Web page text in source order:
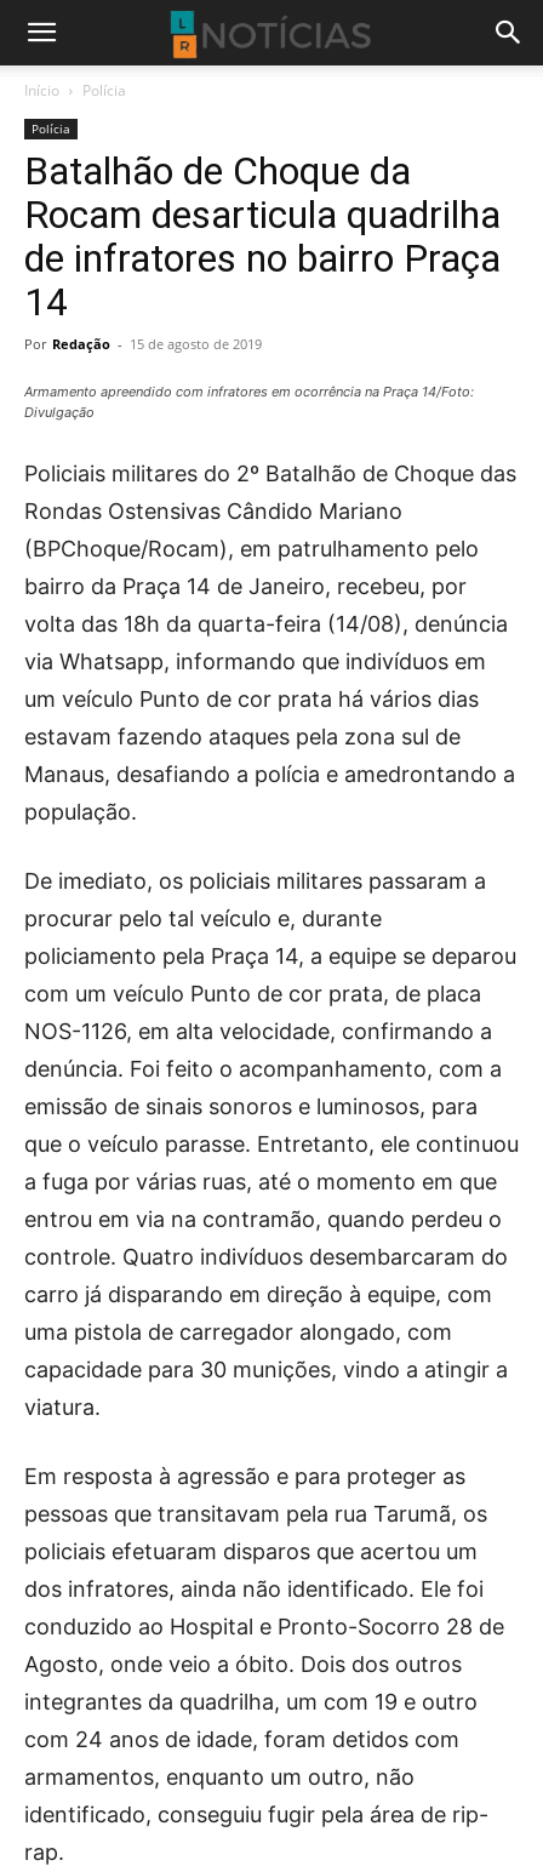
Início Polícia
Polícia
Batalhão de Choque da
Rocam desarticula quadrilha
de infratores no bairro Praça
14
Por Redação - 15 de agosto de 2019
Armamento apreendido com infratores em ocorrência na Praça 14/Foto:
Divulgação
Policiais militares do 2º Batalhão de Choque das
Rondas Ostensivas Cândido Mariano
(BPChoque/Rocam), em patrulhamento pelo
bairro da Praça 14 de Janeiro, recebeu, por
volta das 18h da quarta-feira (14/08), denúncia
via Whatsapp, informando que indivíduos em
um veículo Punto de cor prata há vários dias
estavam fazendo ataques pela zona sul de
Manaus, desafiando a polícia e amedrontando a
população.
De imediato, os policiais militares passaram a
procurar pelo tal veículo e, durante
policiamento pela Praça 14, a equipe se deparou
com um veículo Punto de cor prata, de placa
NOS-1126, em alta velocidade, confirmando a
denúncia. Foi feito o acompanhamento, com a
emissão de sinais sonoros e luminosos, para
que o veículo parasse. Entretanto, ele continuou
a fuga por várias ruas, até o momento em que
entrou em via na contramão, quando perdeu o
controle. Quatro indivíduos desembarcaram do
carro já disparando em direção à equipe, com
uma pistola de carregador alongado, com
capacidade para 30 munições, vindo a atingir a
viatura.
Em resposta à agressão e para proteger as
pessoas que transitavam pela rua Tarumã, os
policiais efetuaram disparos que acertou um
dos infratores, ainda não identificado. Ele foi
conduzido ao Hospital e Pronto-Socorro 28 de
Agosto, onde veio a óbito. Dois dos outros
integrantes da quadrilha, um com 19 e outro
com 24 anos de idade, foram detidos com
armamentos, enquanto um outro, não
identificado, conseguiu fugir pela área de rip-
rap.